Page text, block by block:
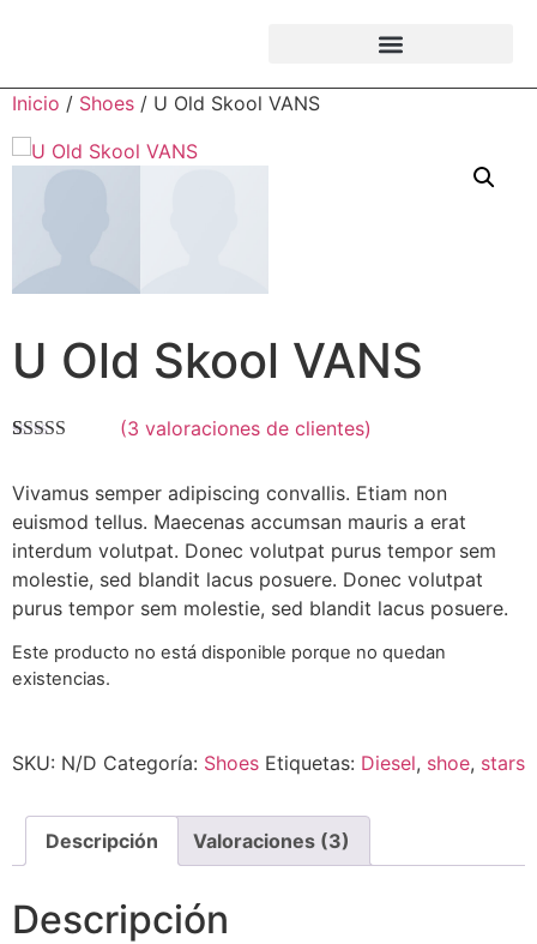
Inicio / Shoes / U Old Skool VANS
U Old Skool VANS
de 5 en
base a
valoraciones
de
clientes
(3 valoraciones de clientes)
Vivamus semper adipiscing convallis. Etiam non
euismod tellus. Maecenas accumsan mauris a erat
interdum volutpat. Donec volutpat purus tempor sem
molestie, sed blandit lacus posuere. Donec volutpat
purus tempor sem molestie, sed blandit lacus posuere.
Este producto no está disponible porque no quedan
existencias.
SKU: N/D Categoría: Shoes Etiquetas: Diesel, shoe, stars
Descripción Valoraciones (3)
Descripción